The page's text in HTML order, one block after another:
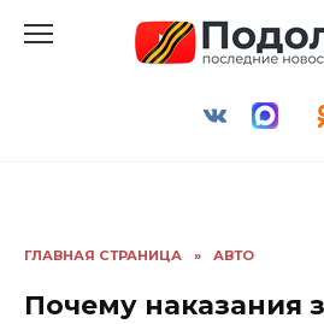
ГЛАВНАЯ СТРАНИЦА » АВТО
Почему наказания